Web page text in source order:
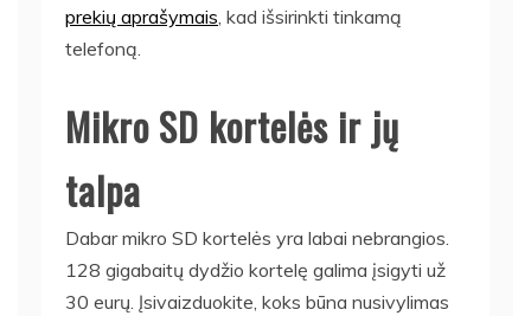
prekių aprašymais , kad išsirinkti tinkamą
telefoną.
Mikro SD kortelės ir jų
talpa
Dabar mikro SD kortelės yra labai nebrangios.
128 gigabaitų dydžio kortelę galima įsigyti už
30 eurų. Įsivaizduokite, koks būna nusivylimas